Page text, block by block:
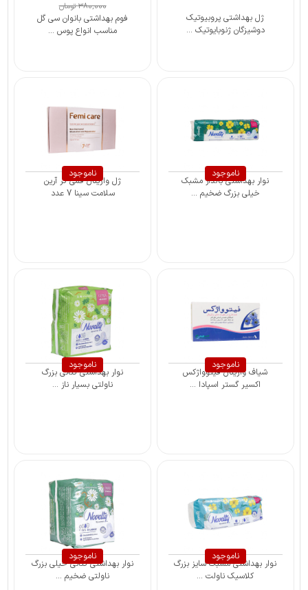
ژل بهداشتی پروبیوتیک
دوشیزگان ژنوبایوتیک ...
فوم بهداشتی بانوان سی گل
مناسب انواع پوس ...
380,000تومان
ناموجود
نوار بهداشتی بالدار مشبک
خیلی بزرگ ضخیم ...
ناموجود
ژل واژینال فمی کر آرین
سلامت سینا 7 عدد
ناموجود
شیاف واژینال فیتوواژکس
اکسیر گستر اسپادا ...
ناموجود
نوار بهداشتی کتانی بزرگ
ناولتی بسیار ناز ...
ناموجود
نوار بهداشتی مشبک سایز بزرگ
کلاسیک ناولت ...
ناموجود
نوار بهداشتی کتانی خیلی بزرگ
ناولتی ضخیم ...